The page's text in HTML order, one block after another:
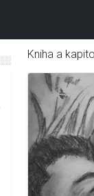
Kniha a